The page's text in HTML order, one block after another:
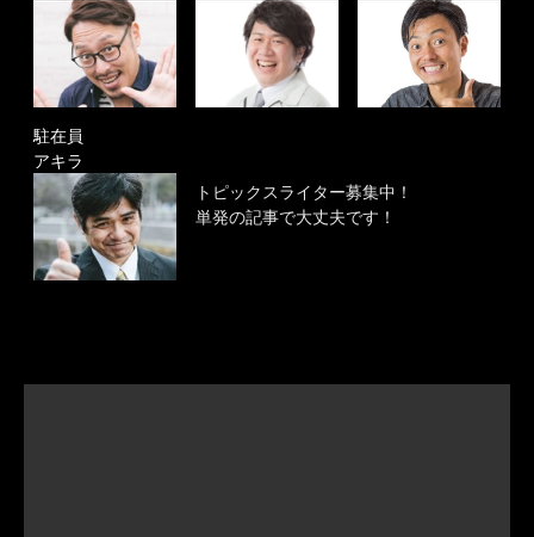
駐在員
アキラ
トピックスライター募集中！
単発の記事で大丈夫です！